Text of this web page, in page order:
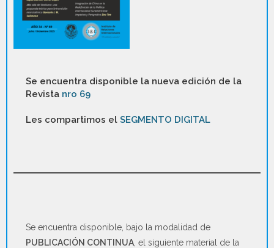
Se encuentra disponible la nueva edición de la
Revista nro 69
Les compartimos el SEGMENTO DIGITAL
Se encuentra disponible, bajo la modalidad de
PUBLICACIÓN CONTINUA , el siguiente material de la